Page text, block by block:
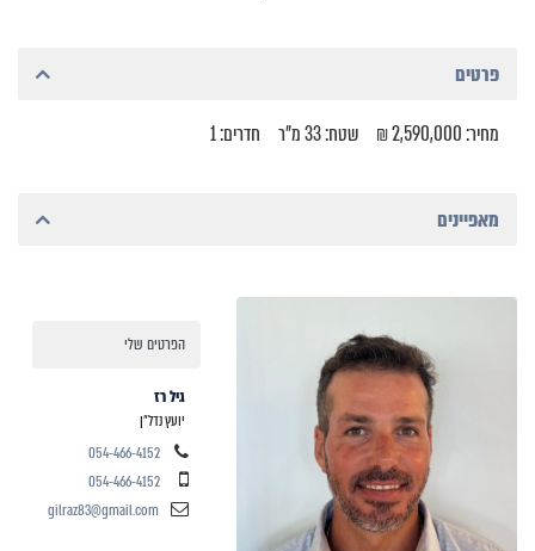
פרטים
מחיר: 2,590,000 ₪ שטח: 33 מ"ר חדרים: 1
מאפיינים
הפרטים שלי
גיל רז
יועץ נדל"ן
054-466-4152
054-466-4152
gilraz83@gmail.com